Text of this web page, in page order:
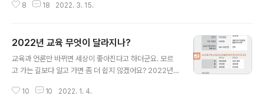
생활을 하는데 필요한 문화입니다. 다른 나라에 가면 우리
륭한 사람이라고 할 수는 없습니다. 말이 어둔하고 글씨가
단정하지 못하다고 인격적으로 무시당하지는 않습니다. 왜
뜬금없이 다 아는 소리를 하느냐고요? 다 아는 사실... 그걸
을 만들겠다는 사람이 대통령이 되었기에 하는 말입니다.
8 18 2022. 3. 15.
2022년 교육 무엇이 달라지나?
교육과 언론만 바뀌면 세상이 좋아진다고 하더군요. 모르
고 가는 길보다 알고 가면 좀 더 쉽지 않겠어요? 2022년
공공성’...! 말이 나왔으니 하는 말이지만 지난 이명박 박근
10 10 2022. 1. 4.